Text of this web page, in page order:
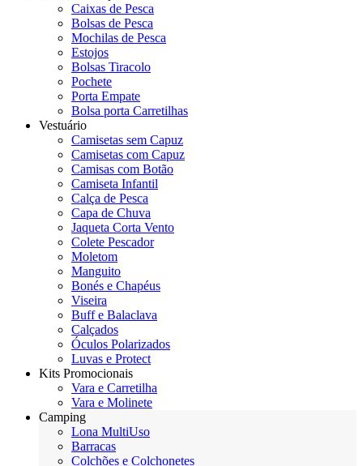
Caixas de Pesca
Bolsas de Pesca
Mochilas de Pesca
Estojos
Bolsas Tiracolo
Pochete
Porta Empate
Bolsa porta Carretilhas
Vestuário
Camisetas sem Capuz
Camisetas com Capuz
Camisas com Botão
Camiseta Infantil
Calça de Pesca
Capa de Chuva
Jaqueta Corta Vento
Colete Pescador
Moletom
Manguito
Bonés e Chapéus
Viseira
Buff e Balaclava
Calçados
Óculos Polarizados
Luvas e Protect
Kits Promocionais
Vara e Carretilha
Vara e Molinete
Camping
Lona MultiUso
Barracas
Colchões e Colchonetes